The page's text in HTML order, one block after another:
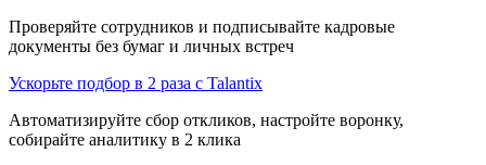
Проверяйте сотрудников и подписывайте кадровые
документы без бумаг и личных встреч
Ускорьте подбор в 2 раза с Talantix
Автоматизируйте сбор откликов, настройте воронку,
собирайте аналитику в 2 клика